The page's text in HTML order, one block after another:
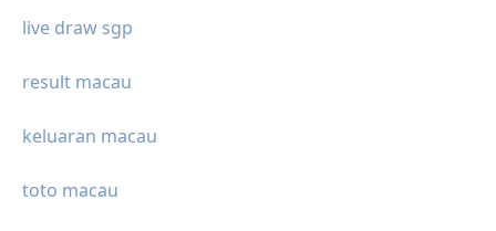
live draw sgp
result macau
keluaran macau
toto macau